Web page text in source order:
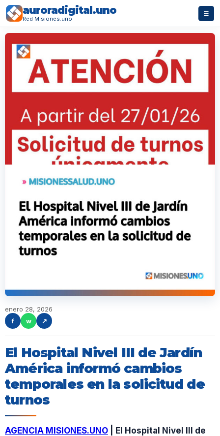
auroradigital.uno
Red Misiones.uno
☰
enero 28, 2026
f
w ↗
El Hospital Nivel III de Jardín
América informó cambios
temporales en la solicitud de
turnos
AGENCIA MISIONES.UNO | El Hospital Nivel III de